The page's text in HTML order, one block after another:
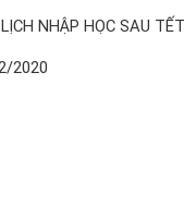
NHẬP HỌC SAU
2020